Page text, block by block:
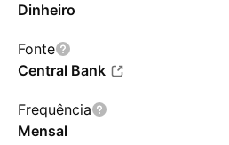
Dinheiro
Fonte
Central Bank
Frequência
Mensal